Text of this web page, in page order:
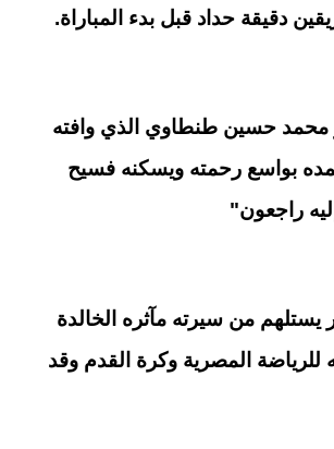
دقيقة حداد قبل بدء المباراة.
محمد حسين طنطاوي الذي وافته
بواسع رحمته ويسكنه فسيح
راجعون"
يستلهم من سيرته مآثره الخالدة
المصرية وكرة القدم وقد
تنسيق المرحلة الأولى للثانوية
العامة 2026.. موعد غلق التسجيل